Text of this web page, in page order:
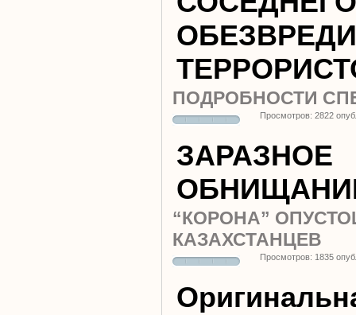
ПОДРОБНОСТИ
Просмотров: 2822
ЗАРАЗНОЕ
“КОРОНА”
КАЗАХСТАНЦЕВ
Просмотров: 1835